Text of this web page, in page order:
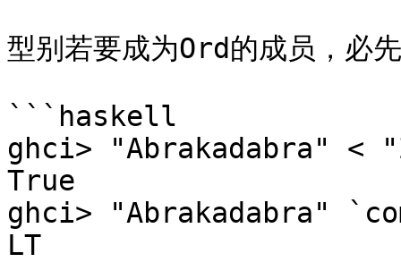
型别若要成为Ord的成员，必
```haskell
ghci> "Abrakadabra"
True
ghci> "Abrakadabra"
LT